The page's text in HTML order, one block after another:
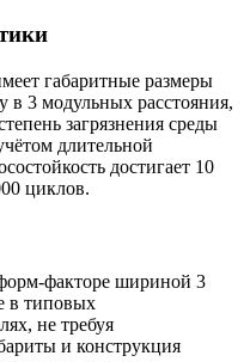
габаритные размеры
3 модульных расстояния,
загрязнения среды
длительной
достигает 10
циклов.
шириной 3
в типовых
не требуя
и конструкция